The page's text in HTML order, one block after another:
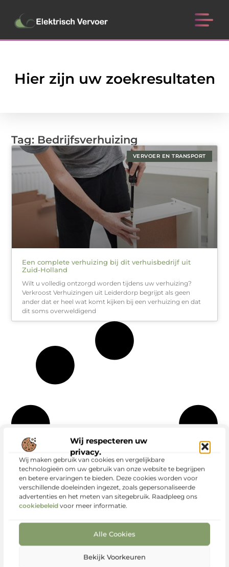
Wij respecteren uw
privacy.
Wij maken gebruik van cookies en vergelijkbare
technologieën om uw gebruik van onze website te begrijpen
en betere ervaringen te bieden. Deze cookies worden voor
verschillende doeleinden ingezet, zoals gepersonaliseerde
advertenties en het meten van sitegebruik. Raadpleeg ons
cookiebeleid voor meer informatie.
Alle Cookies
Bekijk Voorkeuren
Hier zijn uw zoekresultaten
Tag: Bedrijfsverhuizing
VERVOER EN TRANSPORT
Een complete verhuizing bij dit verhuisbedrijf uit
Zuid-Holland
Wilt u volledig ontzorgd worden tijdens uw verhuizing?
Verkroost Verhuizingen uit Leiderdorp begrijpt als geen
ander dat er heel wat komt kijken bij een verhuizing en dat
dit soms overweldigend
Geschenken
Gezondheid
Groothandel
Hobby en vrije
Relatie